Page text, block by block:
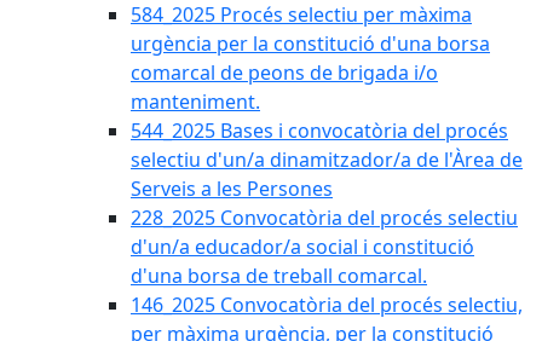
584_2025 Procés selectiu per màxima
urgència per la constitució d'una borsa
comarcal de peons de brigada i/o
manteniment.
544_2025 Bases i convocatòria del procés
selectiu d'un/a dinamitzador/a de l'Àrea de
Serveis a les Persones
228_2025 Convocatòria del procés selectiu
d'un/a educador/a social i constitució
d'una borsa de treball comarcal.
146_2025 Convocatòria del procés selectiu,
per màxima urgència, per la constitució